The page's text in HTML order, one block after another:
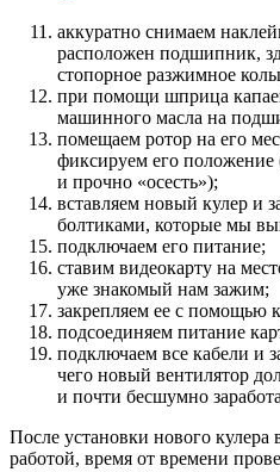
аккуратно снимаем
расположен подшипник,
стопорное разжимное
при помощи шприца
машинного масла на
помещаем ротор на его
фиксируем его положение
и прочно «осесть»);
вставляем новый кулер и
болтиками, которые мы
подключаем его питание;
ставим видеокарту на
уже знакомый нам зажим;
закрепляем ее с помощью
подсоединяем питание
подключаем все кабели и
чего новый вентилятор
и почти бесшумно
После установки нового кулера
работой, время от времени